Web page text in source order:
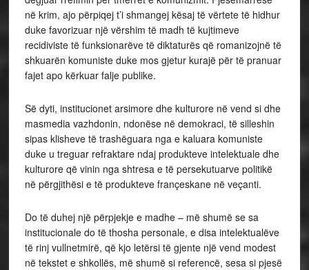
në krim, ajo përpiqej t’i shmangej kësaj të vërtete të hidhur
duke favorizuar një vërshim të madh të kujtimeve
recidiviste të funksionarëve të diktaturës që romanizojnë të
shkuarën komuniste duke mos gjetur kurajë për të pranuar
fajet apo kërkuar falje publike.
Së dyti, institucionet arsimore dhe kulturore në vend si dhe
masmedia vazhdonin, ndonëse në demokraci, të silleshin
sipas klisheve të trashëguara nga e kaluara komuniste
duke u treguar refraktare ndaj produkteve intelektuale dhe
kulturore që vinin nga shtresa e të persekutuarve politikë
në përgjithësi e të produkteve françeskane në veçanti.
Do të duhej një përpjekje e madhe – më shumë se sa
institucionale do të thosha personale, e disa intelektualëve
të rinj vullnetmirë, që kjo letërsi të gjente një vend modest
në tekstet e shkollës, më shumë si referencë, sesa si pjesë